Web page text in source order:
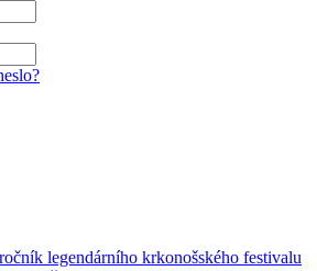
legendárního krkonošského festivalu